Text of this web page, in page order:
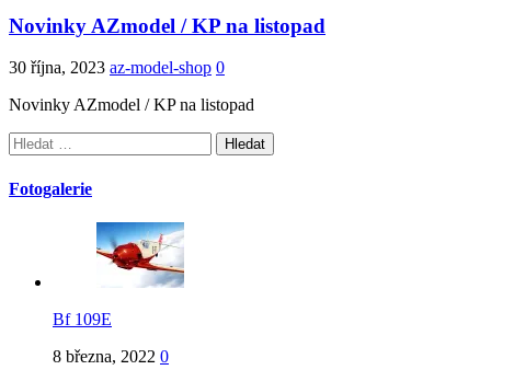
Novinky AZmodel / KP na listopad
30 října, 2023 az-model-shop 0
Novinky AZmodel / KP na listopad
Vyhledávání
Fotogalerie
Bf 109E
8 března, 2022 0